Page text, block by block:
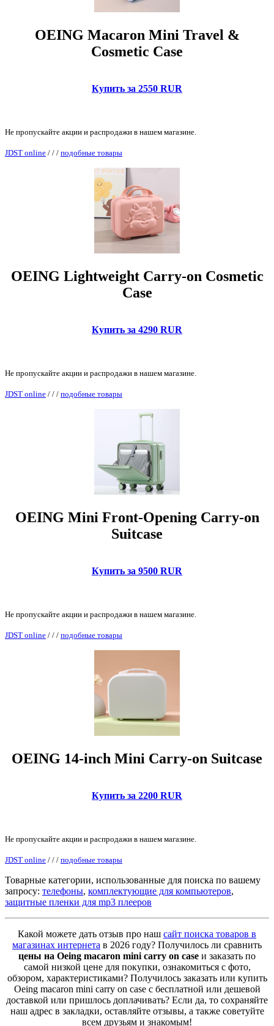
OEING Macaron Mini Travel &
Cosmetic Case
Купить за 2550 RUR
Не пропускайте акции и распродажи в нашем магазине.
JDST online / / / подобные товары
OEING Lightweight Carry-on Cosmetic
Case
Купить за 4290 RUR
Не пропускайте акции и распродажи в нашем магазине.
JDST online / / / подобные товары
OEING Mini Front-Opening Carry-on
Suitcase
Купить за 9500 RUR
Не пропускайте акции и распродажи в нашем магазине.
JDST online / / / подобные товары
OEING 14-inch Mini Carry-on Suitcase
Купить за 2200 RUR
Не пропускайте акции и распродажи в нашем магазине.
JDST online / / / подобные товары
Товарные категории, использованные для поиска по вашему
запросу: телефоны, комплектующие для компьютеров,
защитные пленки для mp3 плееров
Какой можете дать отзыв про наш сайт поиска товаров в
магазинах интернета в 2026 году? Получилось ли сравнить
цены на Oeing macaron mini carry on case и заказать по
самой низкой цене для покупки, ознакомиться с фото,
обзором, характеристиками? Получилось заказать или купить
Oeing macaron mini carry on case с бесплатной или дешевой
доставкой или пришлось доплачивать? Если да, то сохраняйте
наш адрес в закладки, оставляйте отзывы, а также советуйте
всем друзьям и знакомым!